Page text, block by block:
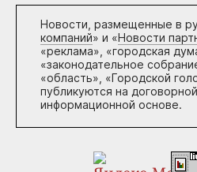
Новости, размещенные в
компаний» и «Новости
«реклама», «городская
«законодательное
«область», «Городской
публикуются на
информационной основе.